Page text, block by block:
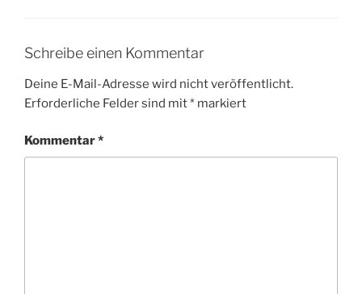
Schreibe einen Kommentar
Deine E-Mail-Adresse wird nicht veröffentlicht.
Erforderliche Felder sind mit* markiert
Kommentar*